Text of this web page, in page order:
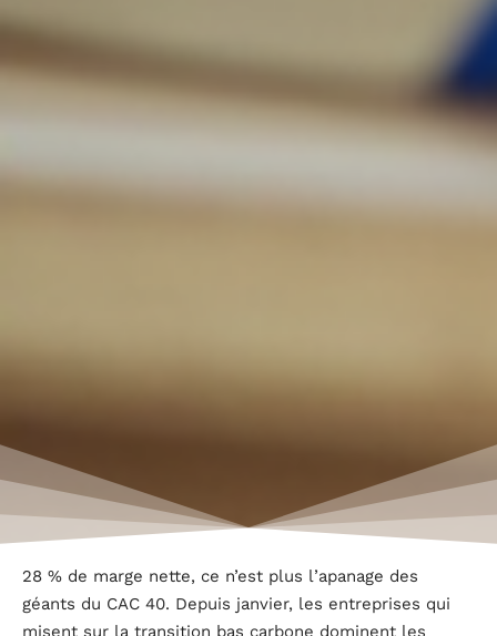
28 % de marge nette, ce n’est plus l’apanage des
géants du CAC 40. Depuis janvier, les entreprises qui
misent sur la transition bas carbone dominent les